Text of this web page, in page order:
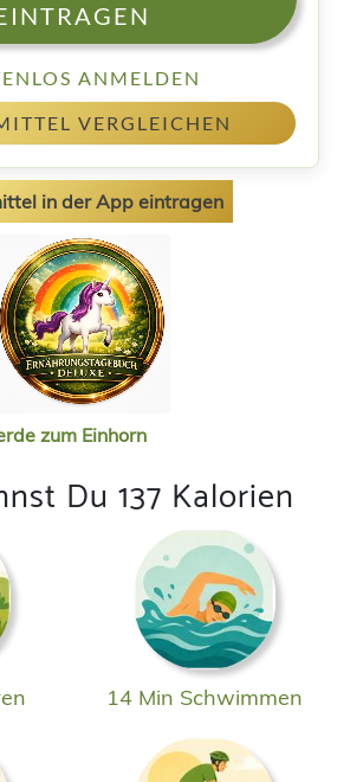
ANMELDEN
VERGLEICHEN
in der App eintragen
zum Einhorn
Du 137 Kalorien
14 Min Schwimmen